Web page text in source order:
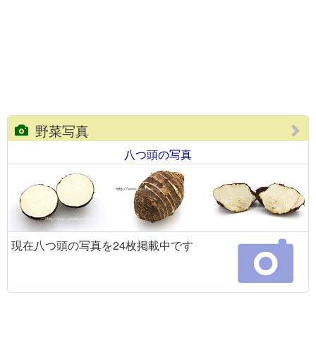
野菜写真
八つ頭の写真
現在八つ頭の写真を24枚掲載中です